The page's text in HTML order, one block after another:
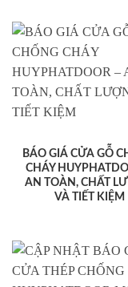
BÁO GIÁ CỬA GỖ
CHÁY
AN TOÀN, CHẤT
VÀ TIẾT KIỆM